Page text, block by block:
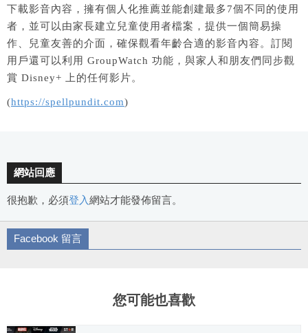
下載影音內容，擁有個人化推薦並能創建最多7個不同的使用
者，並可以由家長建立兒童使用者檔案，提供一個簡易操
作、兒童友善的介面，確保觀看年齡合適的影音內容。訂閱
用戶還可以利用 GroupWatch 功能，與家人和朋友們同步觀
賞 Disney+ 上的任何影片。
(https://spellpundit.com)
網站回應
很抱歉，必須登入網站才能發佈留言。
Facebook 留言
您可能也喜歡